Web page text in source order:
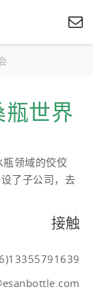
世界
领域的佼佼
了子公司，去
接触